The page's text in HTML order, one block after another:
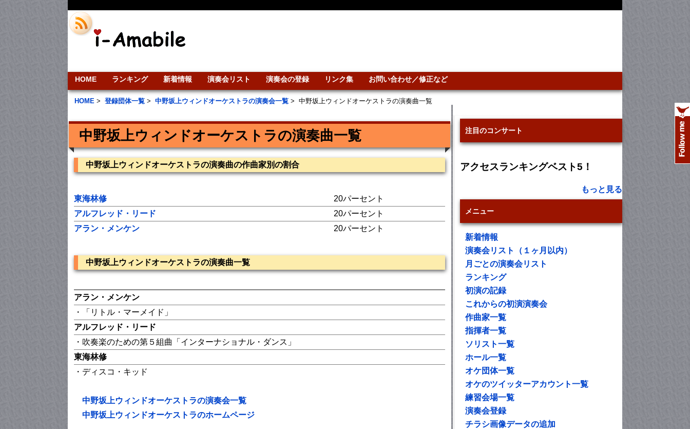
HOME ランキング 新着情報 演奏会リスト 演奏会の登録 リンク集 お問い合わせ／修正など
HOME > 登録団体一覧 > 中野坂上ウィンドオーケストラの演奏会一覧 > 中野坂上ウィンドオーケストラの演奏曲一覧
中野坂上ウィンドオーケストラの演奏曲一覧
中野坂上ウィンドオーケストラの演奏曲の作曲家別の割合
東海林修
20パーセント
アルフレッド・リード
20パーセント
アラン・メンケン
20パーセント
中野坂上ウィンドオーケストラの演奏曲一覧
アラン・メンケン
・「リトル・マーメイド」
アルフレッド・リード
・吹奏楽のための第５組曲「インターナショナル・ダンス」
東海林修
・ディスコ・キッド
中野坂上ウィンドオーケストラの演奏会一覧
中野坂上ウィンドオーケストラのホームページ
注目のコンサート
アクセスランキングベスト5！
もっと見る
メニュー
新着情報
演奏会リスト（１ヶ月以内）
月ごとの演奏会リスト
ランキング
初演の記録
これからの初演演奏会
作曲家一覧
指揮者一覧
ソリスト一覧
ホール一覧
オケ団体一覧
オケのツイッターアカウント一覧
練習会場一覧
演奏会登録
チラシ画像データの追加